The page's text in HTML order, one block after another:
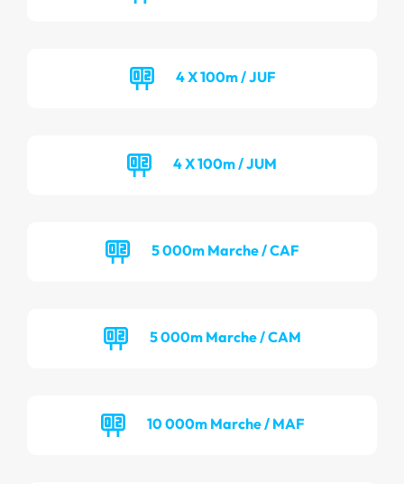
4 X 100m / JUF
4 X 100m / JUM
5 000m Marche / CAF
5 000m Marche / CAM
10 000m Marche / MAF